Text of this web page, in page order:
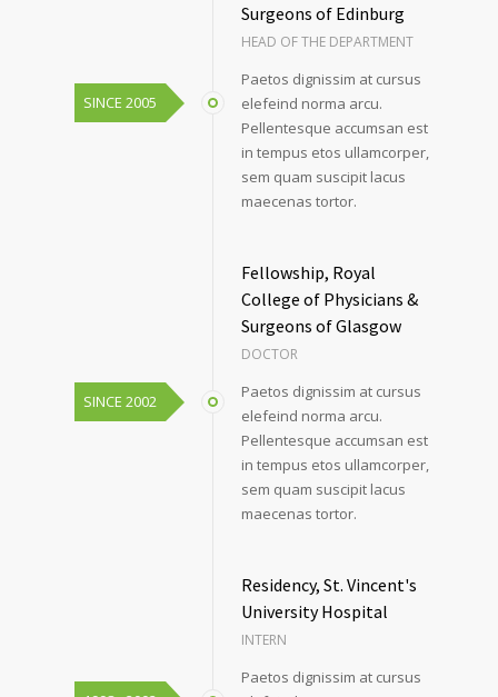
SINCE 2005
Surgeons of Edinburg
HEAD OF THE DEPARTMENT
Paetos dignissim at cursus
elefeind norma arcu.
Pellentesque accumsan est
in tempus etos ullamcorper,
sem quam suscipit lacus
maecenas tortor.
SINCE 2002
Fellowship, Royal
College of Physicians &
Surgeons of Glasgow
DOCTOR
Paetos dignissim at cursus
elefeind norma arcu.
Pellentesque accumsan est
in tempus etos ullamcorper,
sem quam suscipit lacus
maecenas tortor.
Residency, St. Vincent's
University Hospital
INTERN
Paetos dignissim at cursus